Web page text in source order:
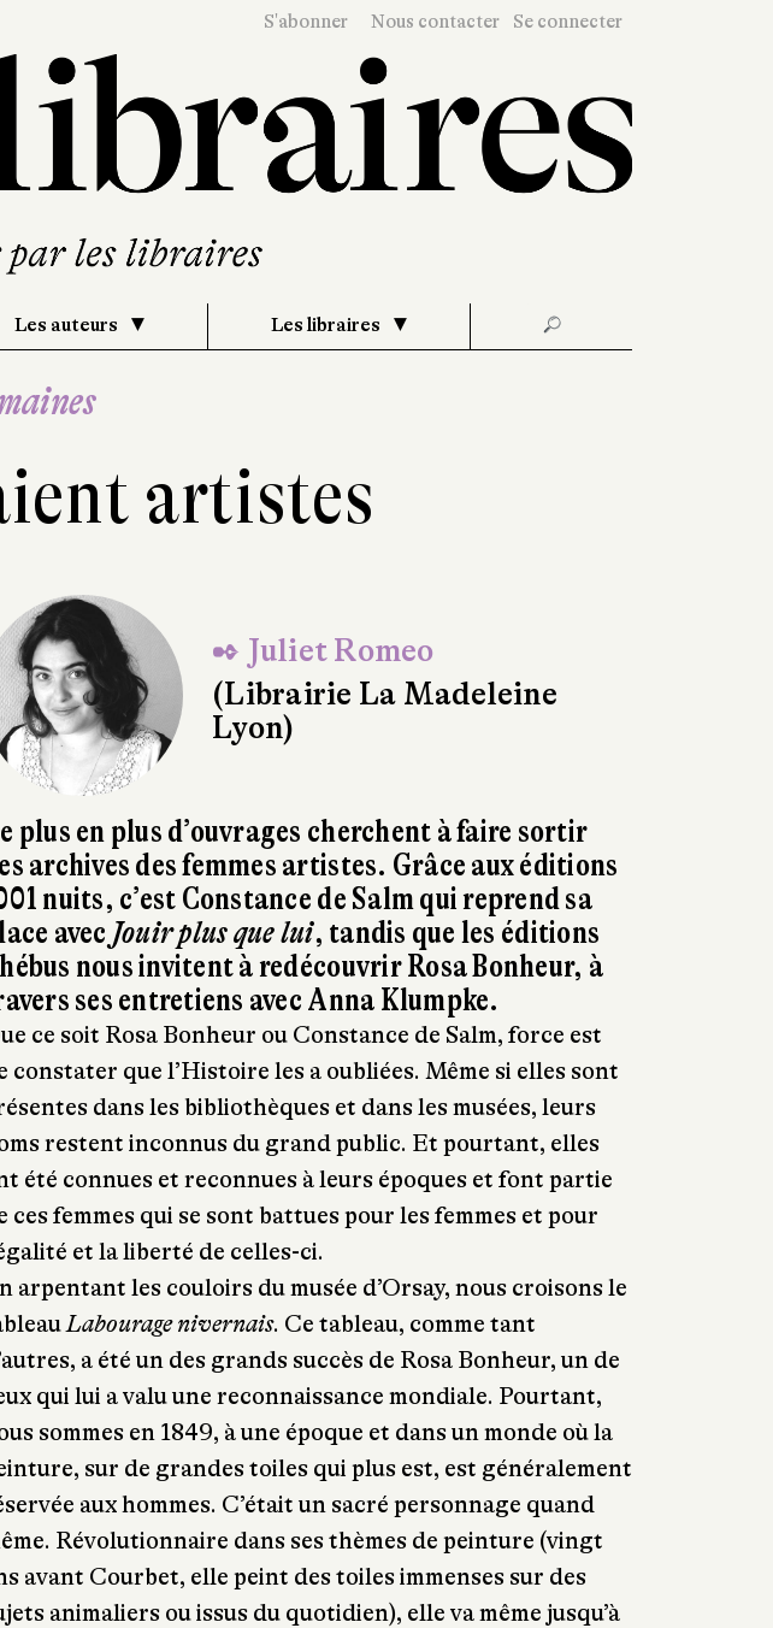
S'abonner Nous contacter Se connecter
Les auteurs Les libraires 🔎
artistes
✒ Juliet Romeo
(Librairie La Madeleine
Lyon)
plus en plus d’ouvrages cherchent à faire sortir
archives des femmes artistes. Grâce aux éditions
nuits, c’est Constance de Salm qui reprend sa
avec Jouir plus que lui, tandis que les éditions
nous invitent à redécouvrir Rosa Bonheur, à
ses entretiens avec Anna Klumpke.
ce soit Rosa Bonheur ou Constance de Salm, force est
constater que l’Histoire les a oubliées. Même si elles sont
dans les bibliothèques et dans les musées, leurs
restent inconnus du grand public. Et pourtant, elles
été connues et reconnues à leurs époques et font partie
ces femmes qui se sont battues pour les femmes et pour
et la liberté de celles-ci.
arpentant les couloirs du musée d’Orsay, nous croisons le
Labourage nivernais. Ce tableau, comme tant
a été un des grands succès de Rosa Bonheur, un de
qui lui a valu une reconnaissance mondiale. Pourtant,
sommes en 1849, à une époque et dans un monde où la
sur de grandes toiles qui plus est, est généralement
aux hommes. C’était un sacré personnage quand
Révolutionnaire dans ses thèmes de peinture (vingt
avant Courbet, elle peint des toiles immenses sur des
animaliers ou issus du quotidien), elle va même jusqu’à